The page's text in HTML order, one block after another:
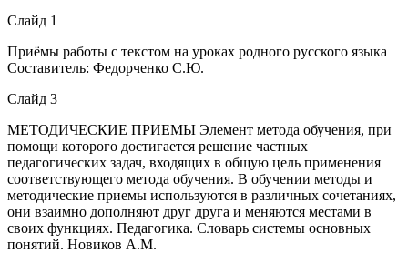
Слайд 1
Приёмы работы с текстом на уроках родного русского языка
Составитель: Федорченко С.Ю.
Слайд 3
МЕТОДИЧЕСКИЕ ПРИЕМЫ Элемент метода обучения, при
помощи которого достигается решение частных
педагогических задач, входящих в общую цель применения
соответствующего метода обучения. В обучении методы и
методические приемы используются в различных сочетаниях,
они взаимно дополняют друг друга и меняются местами в
своих функциях. Педагогика. Словарь системы основных
понятий. Новиков А.М.